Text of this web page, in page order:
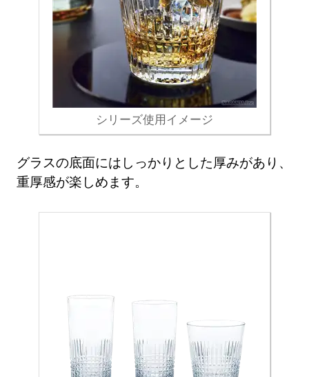
シリーズ使用イメージ
グラスの底面にはしっかりとした厚みがあり、
重厚感が楽しめます。